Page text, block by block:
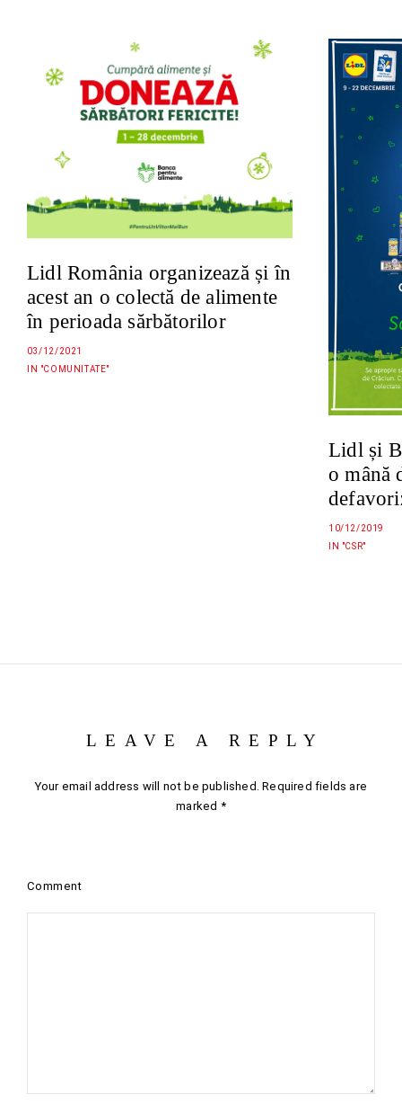
Lidl România organizează și în
acest an o colectă de alimente
în perioada sărbătorilor
03/12/2021
IN "COMUNITATE"
Lidl și
o mână
10/12/2019
IN "CSR"
LEAVE A REPLY
Your email address will not be published. Required fields are
marked *
Comment